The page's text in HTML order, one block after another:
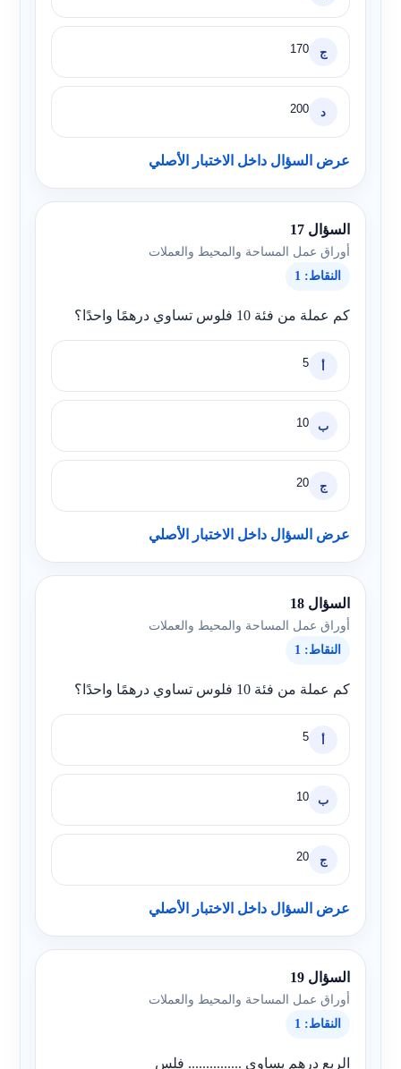
ج 170
د 200
عرض السؤال داخل الاختبار الأصلي
السؤال 17
أوراق عمل المساحة والمحيط والعملات
النقاط: 1
كم عملة من فئة 10 فلوس تساوي درهمًا واحدًا؟
أ 5
ب 10
ج 20
عرض السؤال داخل الاختبار الأصلي
السؤال 18
أوراق عمل المساحة والمحيط والعملات
النقاط: 1
كم عملة من فئة 10 فلوس تساوي درهمًا واحدًا؟
أ 5
ب 10
ج 20
عرض السؤال داخل الاختبار الأصلي
السؤال 19
أوراق عمل المساحة والمحيط والعملات
النقاط: 1
الربع درهم يساوي ............... فلس